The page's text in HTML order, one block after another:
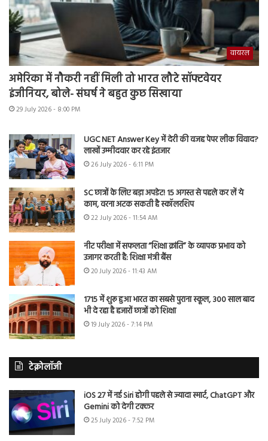
वायरल
अमेरिका में नौकरी नहीं मिली तो भारत लौटे सॉफ्टवेयर
इंजीनियर, बोले- संघर्ष ने बहुत कुछ सिखाया
29 July 2026 - 8:00 PM
UGC NET Answer Key में देरी की वजह पेपर लीक विवाद?
लाखों उम्मीदवार कर रहे इंतजार
26 July 2026 - 6:11 PM
SC छात्रों के लिए बड़ा अपडेट! 15 अगस्त से पहले कर लें ये
काम, वरना अटक सकती है स्कॉलरशिप
22 July 2026 - 11:54 AM
नीट परीक्षा में सफलता “शिक्षा क्रांति” के व्यापक प्रभाव को
उजागर करती है: शिक्षा मंत्री बैंस
20 July 2026 - 11:43 AM
1715 में शुरू हुआ भारत का सबसे पुराना स्कूल, 300 साल बाद
भी दे रहा है हजारों छात्रों को शिक्षा
19 July 2026 - 7:14 PM
टेक्नोलॉजी
iOS 27 में नई Siri होगी पहले से ज्यादा स्मार्ट, ChatGPT और
Gemini को देगी टक्कर
25 July 2026 - 7:52 PM